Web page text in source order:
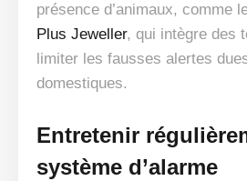
présence d’animaux, comme
Plus Jeweller, qui intègre des
limiter les fausses alertes
domestiques.
Entretenir
système d’alarme